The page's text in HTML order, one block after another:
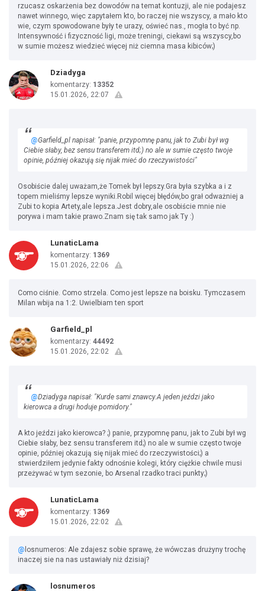
rzucasz oskarżenia bez dowodów na temat kontuzji, ale nie podajesz
nawet winnego, więc zapytałem kto, bo raczej nie wszyscy, a mało kto
wie, czym spowodowane były te urazy, oświeć nas., mogła to być np.
Intensywność i fizyczność ligi, może treningi, ciekawi są wszyscy,bo
w sumie możesz wiedzieć więcej niż ciemna masa kibiców;)
Dziadyga
komentarzy: 13352
15.01.2026, 22:07
@Garfield_pl napisał: "panie, przypomnę panu, jak to Zubi był wg
Ciebie słaby, bez sensu transferem itd;) no ale w sumie często twoje
opinie, później okazują się nijak mieć do rzeczywistości"
Osobiście dalej uważam,że Tomek był lepszy.Gra była szybka a i z
topem mieliśmy lepsze wyniki.Robil więcej błędów,bo grał odważniej a
Zubi to kopia Artety,ale lepsza.Jest dobry,ale osobiście mnie nie
porywa i mam takie prawo.Znam się tak samo jak Ty :)
LunaticLama
komentarzy: 1369
15.01.2026, 22:06
Como ciśnie. Como strzela. Como jest lepsze na boisku. Tymczasem
Milan wbija na 1:2. Uwielbiam ten sport
Garfield_pl
komentarzy: 44492
15.01.2026, 22:02
@Dziadyga napisał: "Kurde sami znawcy.A jeden jeździ jako
kierowca a drugi hoduje pomidory."
A kto jeździ jako kierowca? ;) panie, przypomnę panu, jak to Zubi był wg
Ciebie słaby, bez sensu transferem itd;) no ale w sumie często twoje
opinie, później okazują się nijak mieć do rzeczywistości;) a
stwierdziłem jedynie fakty odnośnie kolegi, który ciężkie chwile musi
przeżywać w tym sezonie, bo Arsenal rzadko traci punkty;)
LunaticLama
komentarzy: 1369
15.01.2026, 22:02
@ losnumeros: Ale zdajesz sobie sprawę, że wówczas drużyny trochę
inaczej sie na nas ustawiały niż dzisiaj?
losnumeros